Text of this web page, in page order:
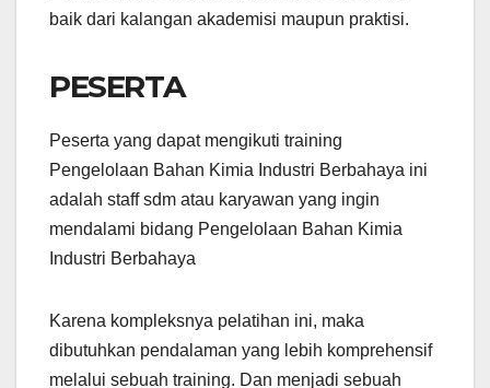
baik dari kalangan akademisi maupun praktisi.
PESERTA
Peserta yang dapat mengikuti training
Pengelolaan Bahan Kimia Industri Berbahaya ini
adalah staff sdm atau karyawan yang ingin
mendalami bidang Pengelolaan Bahan Kimia
Industri Berbahaya
Karena kompleksnya pelatihan ini, maka
dibutuhkan pendalaman yang lebih komprehensif
melalui sebuah training. Dan menjadi sebuah